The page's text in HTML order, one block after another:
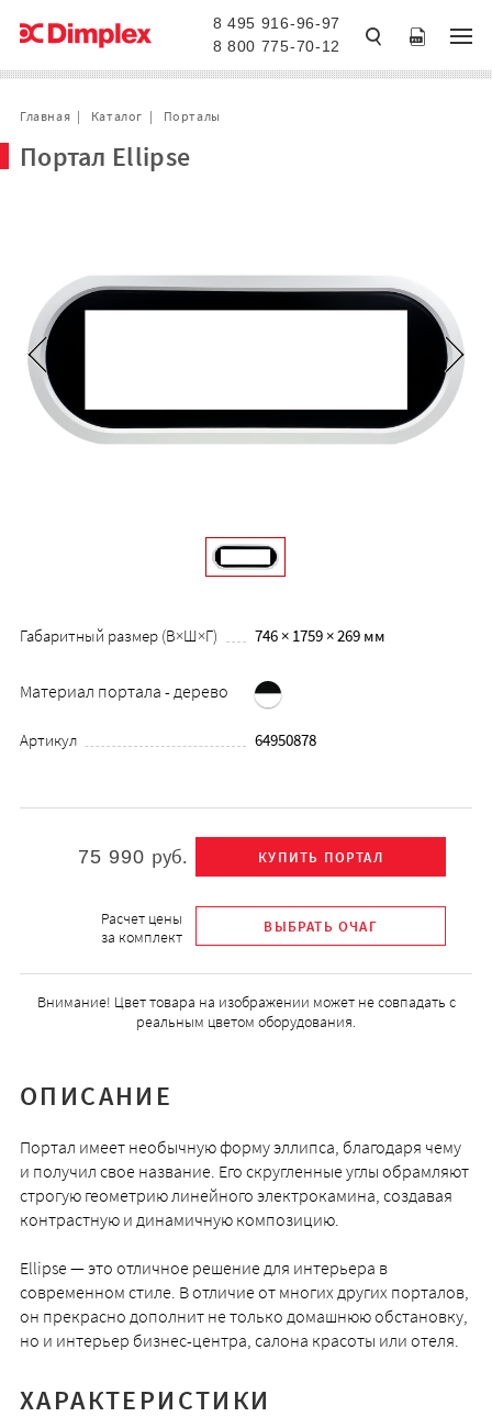
8 495 916-96-97
8 800 775-70-12
Главная Каталог Порталы
Портал Ellipse
Габаритный размер (В×Ш×Г) 746 × 1759 × 269 мм
Материал портала - дерево
Артикул 64950878
75 990 руб.
Расчет цены
за комплект
Внимание! Цвет товара на изображении может не совпадать с
реальным цветом оборудования.
ОПИСАНИЕ
Портал имеет необычную форму эллипса, благодаря чему
и получил свое название. Его скругленные углы обрамляют
строгую геометрию линейного электрокамина, создавая
контрастную и динамичную композицию.
Ellipse — это отличное решение для интерьера в
современном стиле. В отличие от многих других порталов,
он прекрасно дополнит не только домашнюю обстановку,
но и интерьер бизнес-центра, салона красоты или отеля.
ХАРАКТЕРИСТИКИ